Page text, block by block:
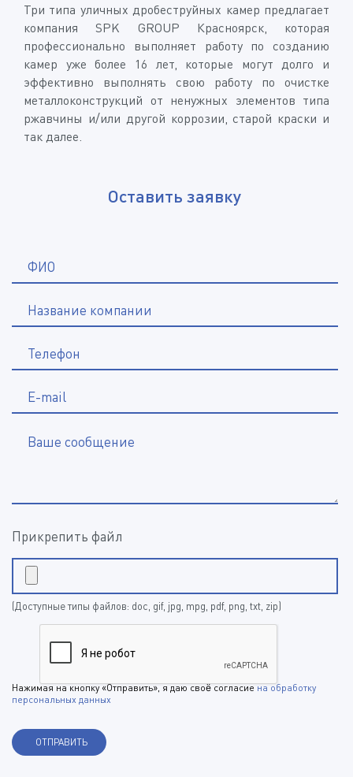
Три типа уличных дробеструйных камер предлагает
компания SPK GROUP Красноярск, которая
профессионально выполняет работу по созданию
камер уже более 16 лет, которые могут долго и
эффективно выполнять свою работу по очистке
металлоконструкций от ненужных элементов типа
ржавчины и/или другой коррозии, старой краски и
так далее.
Оставить заявку
ФИО
Название компании
Телефон
E-mail
Ваше сообщение
Прикрепить файл
(Доступные типы файлов: doc, gif, jpg, mpg, pdf, png, txt, zip)
Нажимая на кнопку «Отправить», я даю своё согласиена обработку
персональных данных